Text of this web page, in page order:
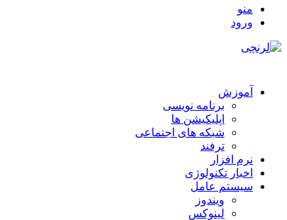
منو
ورود
آموزش
برنامه نویسی
اپلیکیشن ها
شبکه های اجتماعی
ترفند
نرم افزار
اخبار تکنولوژی
سیستم عامل
ویندوز
لینوکس